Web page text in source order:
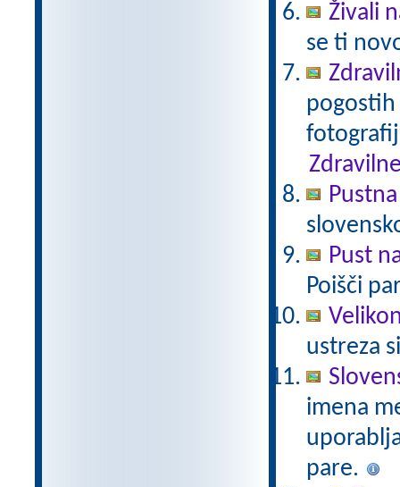
Živali
se ti
pogostih
Pust
Poišči
ustreza
imena
pare.